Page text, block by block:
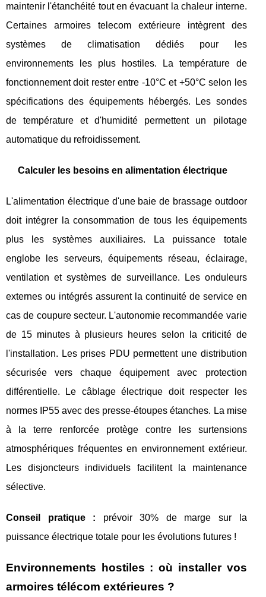
maintenir l'étanchéité tout en évacuant la chaleur interne.
Certaines armoires telecom extérieure intègrent des
systèmes de climatisation dédiés pour les
environnements les plus hostiles. La température de
fonctionnement doit rester entre -10°C et +50°C selon les
spécifications des équipements hébergés. Les sondes
de température et d'humidité permettent un pilotage
automatique du refroidissement.
Calculer les besoins en alimentation électrique
L'alimentation électrique d'une baie de brassage outdoor
doit intégrer la consommation de tous les équipements
plus les systèmes auxiliaires. La puissance totale
englobe les serveurs, équipements réseau, éclairage,
ventilation et systèmes de surveillance. Les onduleurs
externes ou intégrés assurent la continuité de service en
cas de coupure secteur. L'autonomie recommandée varie
de 15 minutes à plusieurs heures selon la criticité de
l'installation. Les prises PDU permettent une distribution
sécurisée vers chaque équipement avec protection
différentielle. Le câblage électrique doit respecter les
normes IP55 avec des presse-étoupes étanches. La mise
à la terre renforcée protège contre les surtensions
atmosphériques fréquentes en environnement extérieur.
Les disjoncteurs individuels facilitent la maintenance
sélective.
Conseil pratique : prévoir 30% de marge sur la
puissance électrique totale pour les évolutions futures !
Environnements hostiles : où installer vos
armoires télécom extérieures ?